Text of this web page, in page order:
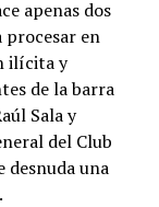
apenas dos
procesar en
ilícita y
de la barra
Sala y
del Club
desnuda una